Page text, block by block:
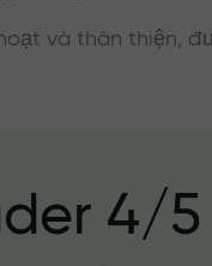
và thân thiện,
4/5